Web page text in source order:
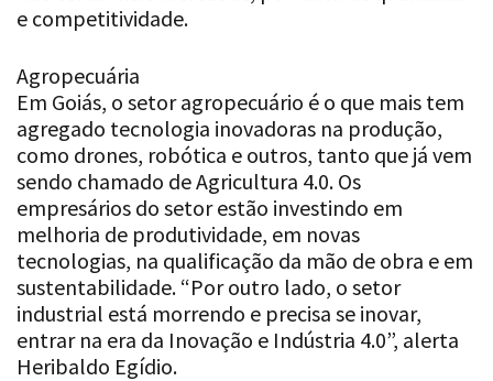
e competitividade.
Agropecuária
Em Goiás, o setor agropecuário é o que mais tem
agregado tecnologia inovadoras na produção,
como drones, robótica e outros, tanto que já vem
sendo chamado de Agricultura 4.0. Os
empresários do setor estão investindo em
melhoria de produtividade, em novas
tecnologias, na qualificação da mão de obra e em
sustentabilidade. “Por outro lado, o setor
industrial está morrendo e precisa se inovar,
entrar na era da Inovação e Indústria 4.0”, alerta
Heribaldo Egídio.